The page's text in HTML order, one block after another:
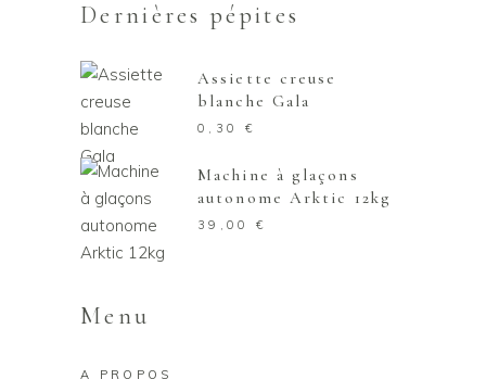
Dernières pépites
Assiette creuse
blanche Gala
0,30 €
Machine à glaçons
autonome Arktic 12kg
39,00 €
Menu
A PROPOS